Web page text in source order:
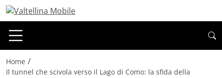
Home /
Il tunnel che scivola verso il Lago di Como: la sfida della